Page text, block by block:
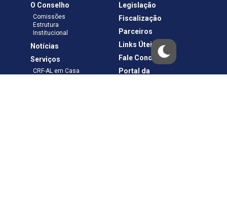
O Conselho
Comissões
Estrutura
Institucional
Notícias
Serviços
CRF-AL em Casa
Legislação
Fiscalização
Parceiros
Links Úteis
Fale Conosco
Portal da